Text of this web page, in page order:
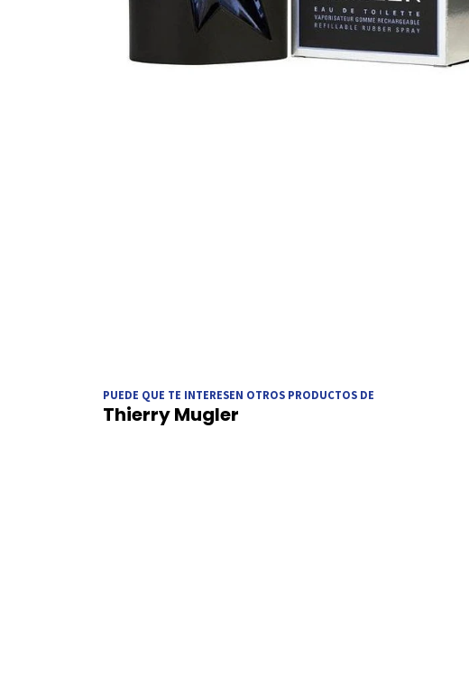
PUEDE QUE TE INTERESEN OTROS PRODUCTOS DE
Thierry Mugler